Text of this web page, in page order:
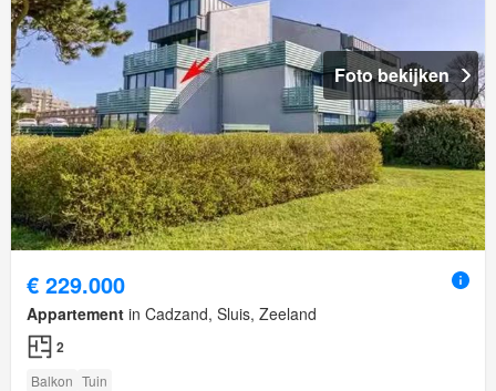
Foto bekijken
€ 229.000
Appartement in Cadzand, Sluis, Zeeland
2
Balkon Tuin